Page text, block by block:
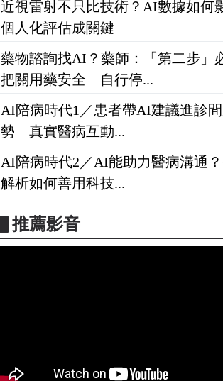
近視雷射不只比技術？AI數據如何
個人化評估成關鍵
藥物諮詢找AI？藥師：「第二步」
把關用藥安全 自行停...
AI陪病時代1／患者帶AI建議進診
勢 真實醫病互動...
AI陪病時代2／AI能助力醫病溝通
解析如何善用科技...
▋推薦影音